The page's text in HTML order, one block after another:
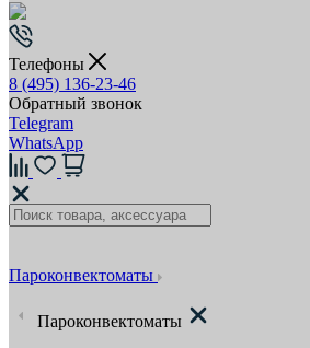
Телефоны
8 (495) 136-23-46
Обратный звонок
Telegram
WhatsApp
Пароконвектоматы
Пароконвектоматы